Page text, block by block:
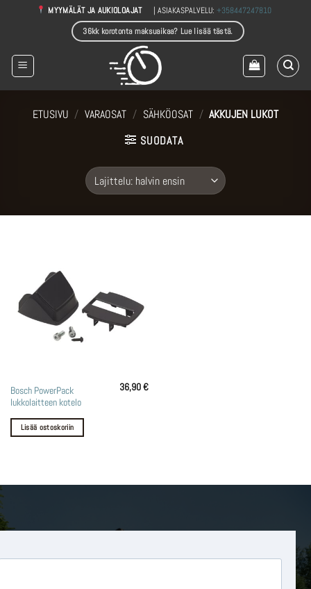
MYYMÄLÄT JA AUKIOLOAJAT | ASIAKASPALVELU:+358447247810
36kk korotonta maksuaikaa? Lue lisää tästä.
ETUSIVU / VARAOSAT / SÄHKÖOSAT / AKKUJEN LUKOT
SUODATA
Bosch PowerPack
lukkolaitteen kotelo
36,90€
Lisää ostoskoriin